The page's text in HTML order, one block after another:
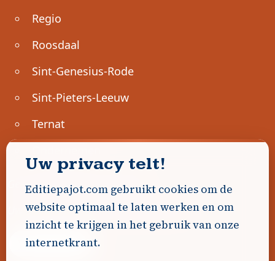
Regio
Roosdaal
Sint-Genesius-Rode
Sint-Pieters-Leeuw
Ternat
Geen advertenties gevonden.
Uw advertentie hier? Contacteer ons!
Word Partner!
Uw privacy telt!
Editiepajot.com gebruikt cookies om de
website optimaal te laten werken en om
inzicht te krijgen in het gebruik van onze
internetkrant.